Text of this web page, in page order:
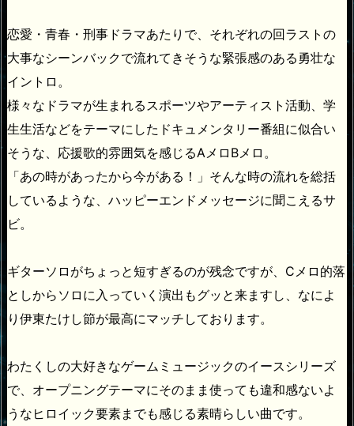
恋愛・青春・刑事ドラマあたりで、それぞれの回ラストの
大事なシーンバックで流れてきそうな緊張感のある勇壮な
イントロ。
様々なドラマが生まれるスポーツやアーティスト活動、学
生生活などをテーマにしたドキュメンタリー番組に似合い
そうな、応援歌的雰囲気を感じるAメロBメロ。
「あの時があったから今がある！」そんな時の流れを総括
しているような、ハッピーエンドメッセージに聞こえるサ
ビ。
ギターソロがちょっと短すぎるのが残念ですが、Cメロ的落
としからソロに入っていく演出もグッと来ますし、なによ
り伊東たけし節が最高にマッチしております。
わたくしの大好きなゲームミュージックのイースシリーズ
で、オープニングテーマにそのまま使っても違和感ないよ
うなヒロイック要素までも感じる素晴らしい曲です。